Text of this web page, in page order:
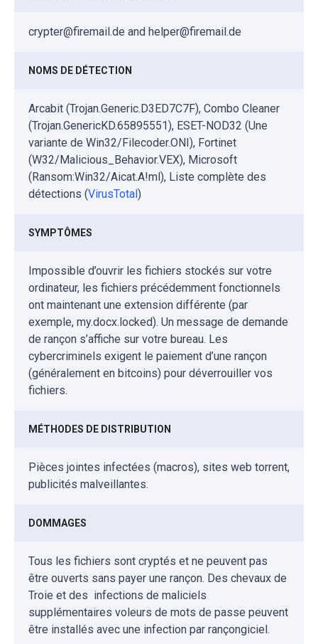
crypter@firemail.de and helper@firemail.de
NOMS DE DÉTECTION
Arcabit (Trojan.Generic.D3ED7C7F), Combo Cleaner
(Trojan.GenericKD.65895551), ESET-NOD32 (Une
variante de Win32/Filecoder.ONI), Fortinet
(W32/Malicious_Behavior.VEX), Microsoft
(Ransom:Win32/Aicat.A!ml), Liste complète des
détections (VirusTotal)
SYMPTÔMES
Impossible d’ouvrir les fichiers stockés sur votre
ordinateur, les fichiers précédemment fonctionnels
ont maintenant une extension différente (par
exemple, my.docx.locked). Un message de demande
de rançon s’affiche sur votre bureau. Les
cybercriminels exigent le paiement d’une rançon
(généralement en bitcoins) pour déverrouiller vos
fichiers.
MÉTHODES DE DISTRIBUTION
Pièces jointes infectées (macros), sites web torrent,
publicités malveillantes.
DOMMAGES
Tous les fichiers sont cryptés et ne peuvent pas
être ouverts sans payer une rançon. Des chevaux de
Troie et des infections de maliciels
supplémentaires voleurs de mots de passe peuvent
être installés avec une infection par rançongiciel.